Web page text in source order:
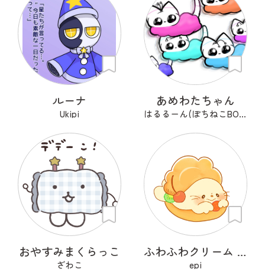
ルーナ
Ukipi
あめわたちゃん
はるるーん(ぽちねこBOOKS)
おやすみまくらっこ
ざわこ
ふわふわクリーム あざらシュー
epi